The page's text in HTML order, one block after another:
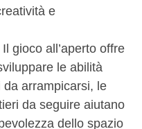
e
gioco all’aperto offre
le abilità
arrampicarsi, le
da seguire aiutano
dello spazio